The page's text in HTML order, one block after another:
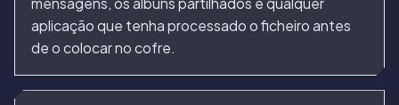
aplicação que tenha processado o ficheiro antes
de o colocar no cofre.